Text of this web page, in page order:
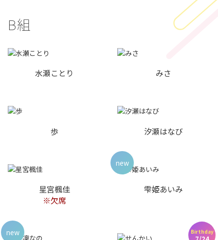
B組
水瀬ことり みさ
歩 汐瀬はなび
Birthday
星宮楓佳
※欠席
雫姫あいみ
new
new